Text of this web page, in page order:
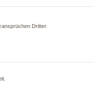
Dritter.